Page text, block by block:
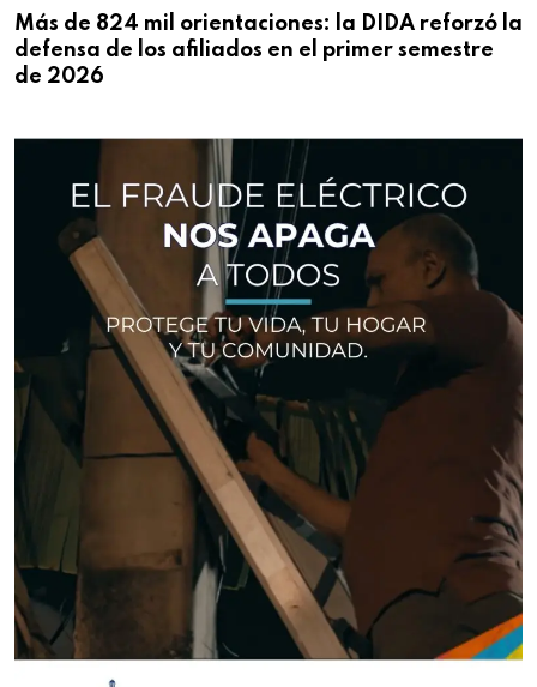
Más de 824 mil orientaciones: la DIDA reforzó la
defensa de los afiliados en el primer semestre
de 2026